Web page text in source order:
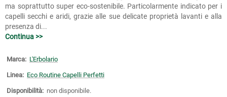
ma soprattutto super eco-sostenibile. Particolarmente indicato per i
capelli secchi e aridi, grazie alle sue delicate proprietà lavanti e alla
presenza di...
Continua >>
Marca: L'Erbolario
Linea: Eco Routine Capelli Perfetti
Disponibilità: non disponibile.